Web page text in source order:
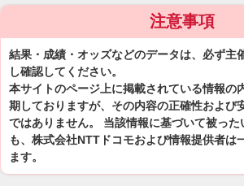
注意事項
結果・成績・オッズなどのデータは、必ず主
し確認してください。
本サイトのページ上に掲載されている情報の
期しておりますが、その内容の正確性および
ではありません。 当該情報に基づいて被った
も、株式会社NTTドコモおよび情報提供者は
ます。